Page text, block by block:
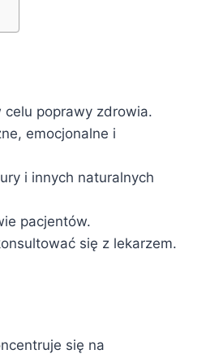
celu poprawy zdrowia.
emocjonalne i
i innych naturalnych
pacjentów.
się z lekarzem.
się na